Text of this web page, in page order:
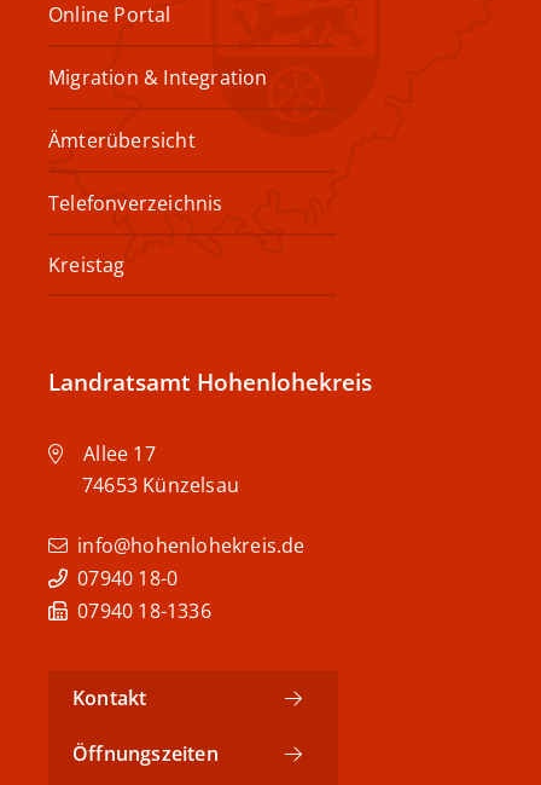
Online Portal
Migration & Integration
Ämterübersicht
Telefonverzeichnis
Kreistag
Landratsamt Hohenlohekreis
Allee 17
74653 Künzelsau
info@hohenlohekreis.de
07940 18-0
07940 18-1336
Kontakt
Öffnungszeiten